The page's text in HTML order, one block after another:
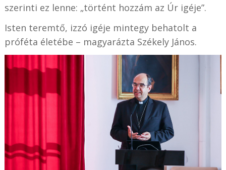
szerinti ez lenne: „történt hozzám az Úr igéje”.
Isten teremtő, izzó igéje mintegy behatolt a
próféta életébe – magyarázta Székely János.